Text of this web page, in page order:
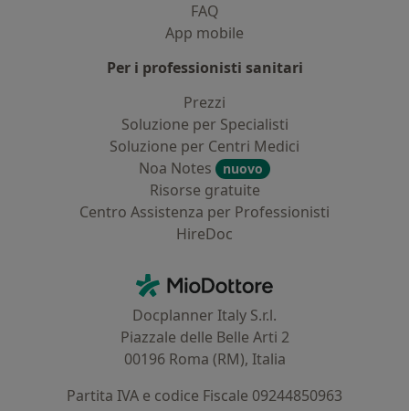
FAQ
App mobile
Per i professionisti sanitari
Prezzi
Soluzione per Specialisti
Soluzione per Centri Medici
Noa Notes
nuovo
Risorse gratuite
Centro Assistenza per Professionisti
HireDoc
MioDottore - Homepage
Docplanner Italy S.r.l.
Piazzale delle Belle Arti 2
00196 Roma (RM), Italia
Partita IVA e codice Fiscale 09244850963